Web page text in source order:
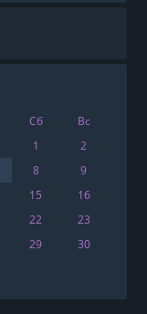
Сб
Вс
1
2
8
9
15
16
22
23
29
30